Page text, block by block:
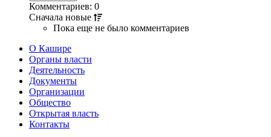
Комментариев: 0
Сначала новые
Пока еще не было комментариев
О Кашире
Органы власти
Деятельность
Документы
Организации
Общество
Открытая власть
Контакты